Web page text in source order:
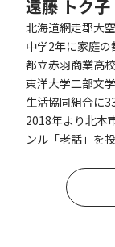
遠藤 トク子
北海道網走郡大
中学2年に家庭の
都立赤羽商業高
東洋大学二部文
生活協同組合に
2018年より北本
ンル「老話」を